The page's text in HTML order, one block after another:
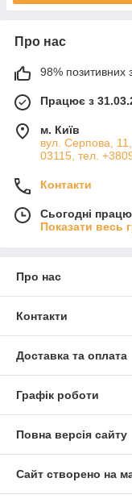
Про нас
98% позитивних з
Працює з
м. Київ
вул. Серпова,
03115, тел.
Контакти
Сьогодні
Показати весь
Про нас
Контакти
Доставка та оплата
Графік роботи
Повна версія сайту
Сайт створено на